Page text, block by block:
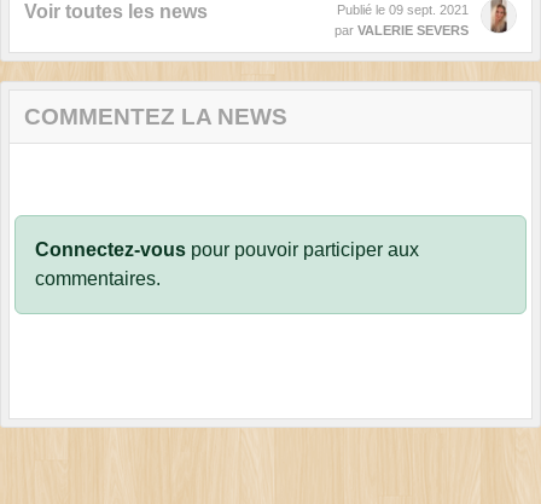
Voir toutes les news Publié le 09 sept. 2021
par VALERIE SEVERS
COMMENTEZ LA NEWS
Connectez-vous pour pouvoir participer aux
commentaires.